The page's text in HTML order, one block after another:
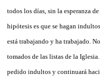
todos los días, sin la esperanza
hipótesis es que se hagan
está trabajando y ha trabajado.
tomados de las listas de la
pedido indultos y continuará